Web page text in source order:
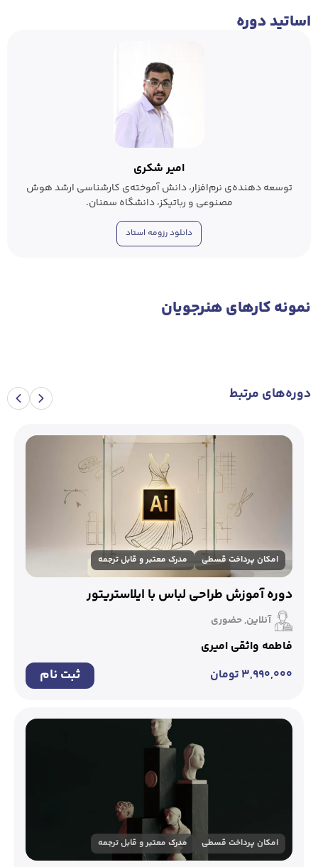
اساتید دوره
امیر شکری
توسعه دهنده‌ی نرم‌افزار، دانش آموخته‌ی کارشناسی ارشد هوش
مصنوعی و رباتیکز، دانشگاه سمنان.
دانلود رزومه استاد
نمونه‌ کار‌های هنرجویان
دوره‌های مرتبط
امکان پرداخت قسطی مدرک معتبر و قابل ترجمه
دوره آموزش طراحی لباس با ایلاستریتور
آنلاین, حضوری
فاطمه واثقی امیری
۳,۹۹۰,۰۰۰تومان ثبت نام
امکان پرداخت قسطی مدرک معتبر و قابل ترجمه